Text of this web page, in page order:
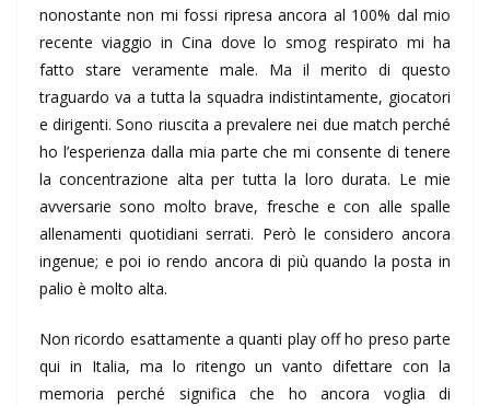
nonostante non mi fossi ripresa ancora al 100% dal mio
recente viaggio in Cina dove lo smog respirato mi ha
fatto stare veramente male. Ma il merito di questo
traguardo va a tutta la squadra indistintamente, giocatori
e dirigenti. Sono riuscita a prevalere nei due match perché
ho l’esperienza dalla mia parte che mi consente di tenere
la concentrazione alta per tutta la loro durata. Le mie
avversarie sono molto brave, fresche e con alle spalle
allenamenti quotidiani serrati. Però le considero ancora
ingenue; e poi io rendo ancora di più quando la posta in
palio è molto alta.
Non ricordo esattamente a quanti play off ho preso parte
qui in Italia, ma lo ritengo un vanto difettare con la
memoria perché significa che ho ancora voglia di